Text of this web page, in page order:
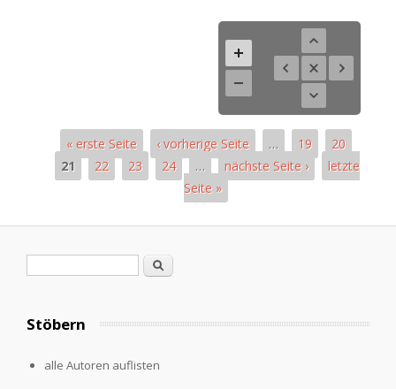
« erste Seite ‹ vorherige Seite … 19
20
21
22 23 24 … nächste Seite ›
letzte
Seite »
Suche
Stöbern
alle Autoren auflisten